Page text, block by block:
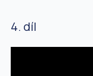
4. díl